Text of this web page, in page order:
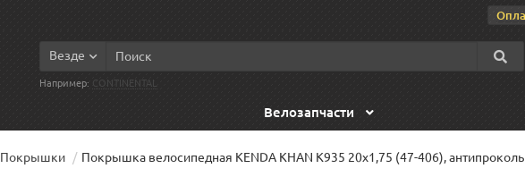
Везде
Например: CONTINENTAL
Велозапчасти
Покрышки Покрышка велосипедная KENDA KHAN K935 20x1,75 (47-406),